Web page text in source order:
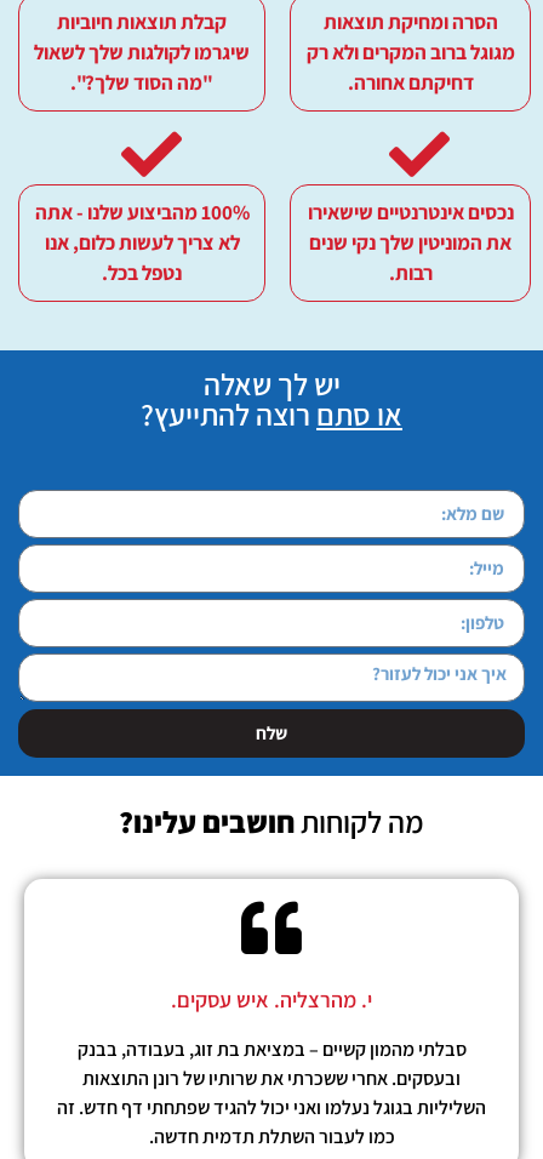
הסרה ומחיקת תוצאות
מגוגל ברוב המקרים ולא רק
דחיקתם אחורה.
קבלת תוצאות חיוביות
שיגרמו לקולגות שלך לשאול
"מה הסוד שלך?".
נכסים אינטרנטיים שישאירו
את המוניטין שלך נקי שנים
רבות.
100% מהביצוע שלנו - אתה
לא צריך לעשות כלום, אנו
נטפל בכל.
יש לך שאלה
או סתם רוצה להתייעץ?
שלח
מה לקוחותחושבים עלינו?
י. מהרצליה. איש עסקים.
סבלתי מהמון קשיים – במציאת בת זוג, בעבודה, בבנק
ובעסקים. אחרי ששכרתי את שרותיו של רונן התוצאות
השליליות בגוגל נעלמו ואני יכול להגיד שפתחתי דף חדש. זה
כמו לעבור השתלת תדמית חדשה.